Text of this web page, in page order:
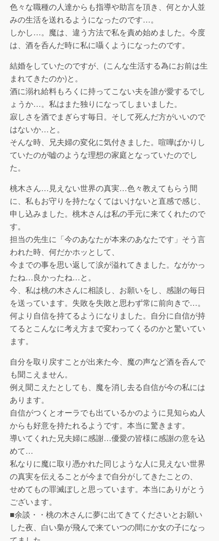
色々な職種の人達からも指導や助言を頂き、何とか人並
みの生活を送れるようになったのです…。
しかし…。魔は、違う方法で私を責め始めました。今度
は、酒を呑んだ時に私に囁くようになったのです。
結婚をしていたのですが、(こんな生活する為にお前は生
まれてきたのか)と。
酒に溺れ給料もろくに持ってこない夫を誰が愛するでし
ょうか…。私はまた独りになってしまいました。
寂しさを酒でまぎらす毎日。そして死んだ方がいいので
はないか…と。
そんな時、兄夫婦の変化に気付きました。喧嘩ばかりし
ていたのが嘘のような理想の家庭となっていたのでし
た。
桃木さん…見えない世界の真実…色々教えてもらう間
に、私もお守りを持たなくてはいけないと直感で感じ、
申し込みました。桃木さんは私の手元に来てくれたので
す。
担当の先生に「今のあなたが本来のあなたです」そう言
われた時、何だかホッとして、
今までの事を思い返して涙が溢れてきました。ながかっ
たね…良かったね…と。
今、私は桃の木さんに相談し、お願いをし、感謝の毎日
を送っています。失敗を失敗と思わず常に前向きで…。
何より自信を持てるようになりました。自分に自信が持
てるとこんなに考え方まで変わってくるのかと驚いてい
ます。
自分を取り戻すことが出来た今、魔の声など酒を呑んで
も聞こえません。
例え聞こえたとしても、魔を消し去る自信が今の私には
あります。
自信がつくとオーラでも出ているかのように見知らぬ人
からも好意を持たれるようです。本当に驚きます。
導いてくれた兄夫婦に感謝…優愛の皆様に感謝の意を込
めて…
私なりに魔に取り憑かれた同じような人に見えない世界
の真実を伝えることが今まで自分がしてきたことの、
せめてもの罪滅ぼしと思っています。本当にありがとう
ございます。
■余談・・桃の木さんに夢に出てきてくださいとお願い
した夜、白い梟が飛んで来ていつの間にか女の子になっ